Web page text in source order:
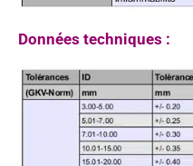
Données techniques :